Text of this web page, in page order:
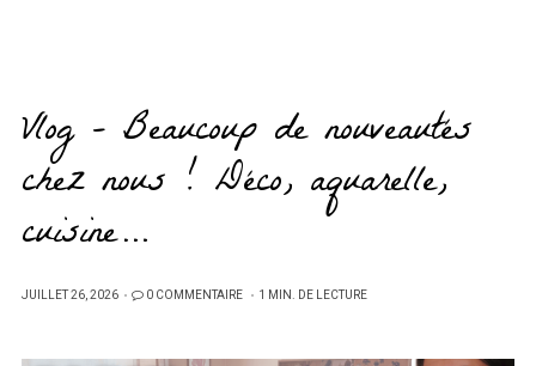
Vlog – Beaucoup de nouveautés
chez nous ! Déco, aquarelle,
cuisine…
PUBLIÉ
JUILLET 26, 2026 0 COMMENTAIRE 1 MIN. DE LECTURE